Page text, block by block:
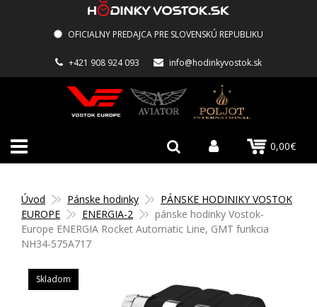
OFICIALNY PREDAJCA PRE SLOVENSKÚ REPUBLIKU
+421 908 924 093 info@hodinkyvostok.sk
0,00€
Úvod Pánske hodinky
PÁNSKE HODINIKY VOSTOK
EUROPE
ENERGIA-2
pánske hodinky Vostok-
Europe ENERGIA Rocket Automatic Line, GMT funkcia
NH34-575A717
Skladom